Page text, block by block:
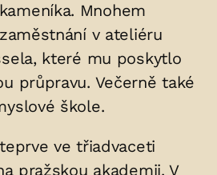
Mnohem
v ateliéru
které mu poskytlo
průpravu. Večerně také
škole.
ve třiadvaceti
pražskou akademii. V